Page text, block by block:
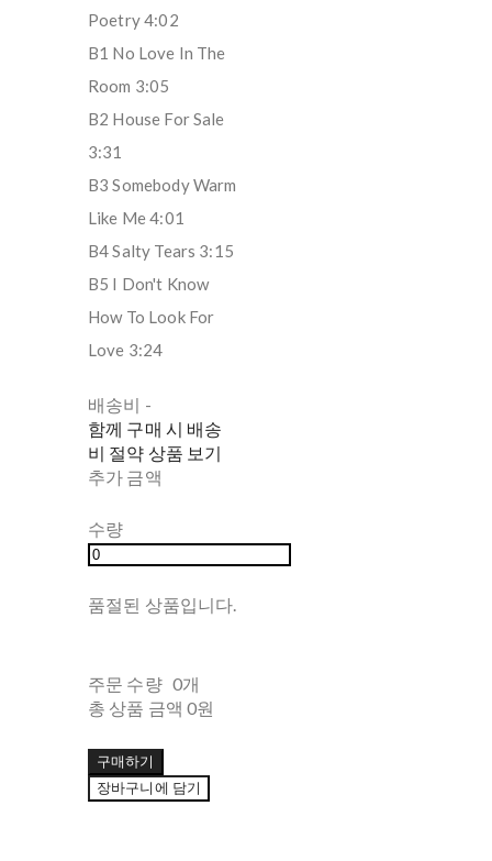
Poetry 4:02
B1 No Love In The
Room 3:05
B2 House For Sale
3:31
B3 Somebody Warm
Like Me 4:01
B4 Salty Tears 3:15
B5 I Don't Know
How To Look For
Love 3:24
배송비 -
함께 구매 시 배송
비 절약 상품 보기
추가 금액
수량
품절된 상품입니다.
주문 수량 0개
총 상품 금액 0원
구매하기
장바구니에 담기